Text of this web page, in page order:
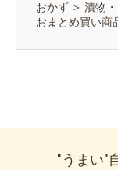
おかず ＞ 漬物
おまとめ買い商
"うまい"